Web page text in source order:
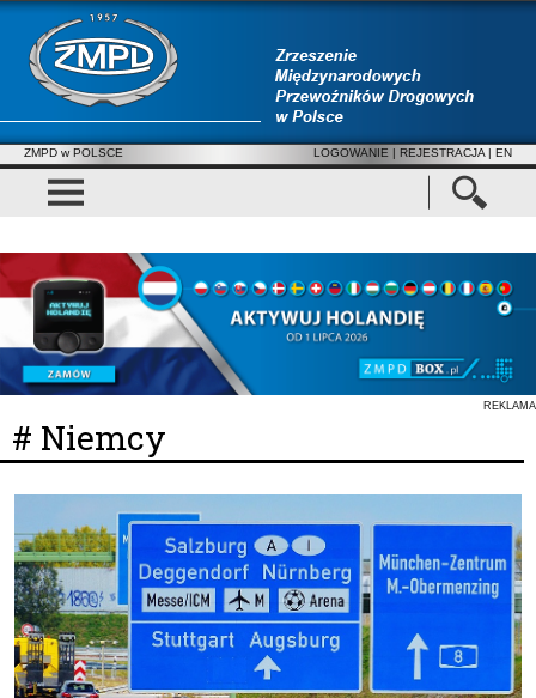
ZMPD w POLSCE LOGOWANIE | REJESTRACJA | EN
REKLAMA
# Niemcy